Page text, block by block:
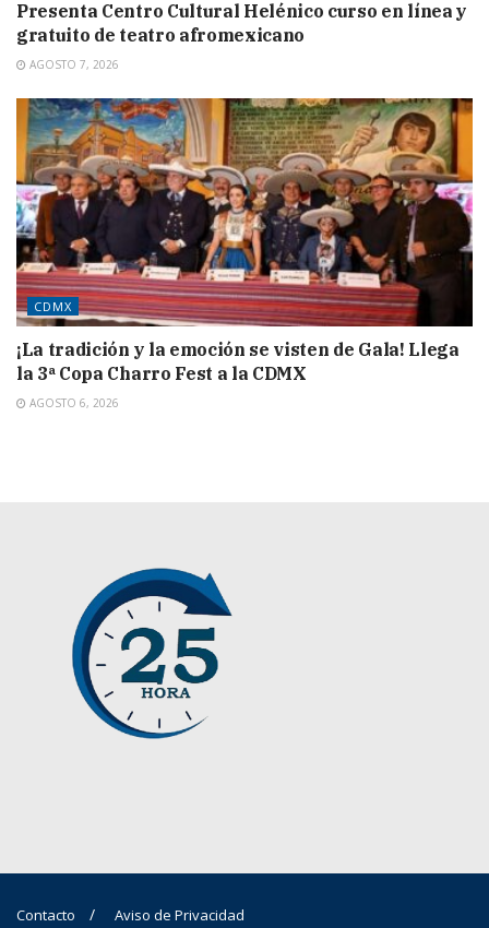
Presenta Centro Cultural Helénico curso en línea y
gratuito de teatro afromexicano
AGOSTO 7, 2026
CDMX
¡La tradición y la emoción se visten de Gala! Llega
la 3ª Copa Charro Fest a la CDMX
AGOSTO 6, 2026
Contacto Aviso de Privacidad